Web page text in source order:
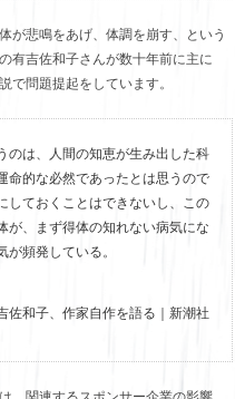
が悲鳴をあげ、体調を崩す、という
有吉佐和子さんが数十年前に主に
で問題提起をしています。
のは、人間の知恵が生み出した科
命的な必然であったとは思うので
しておくことはできないし、この
が、まず得体の知れない病気にな
頻発している。
佐和子、作家自作を語る｜新潮社